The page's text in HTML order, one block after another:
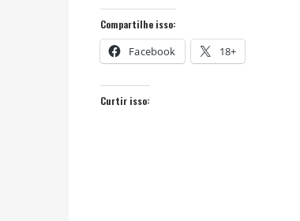
Compartilhe isso:
Facebook 18+
Curtir isso: